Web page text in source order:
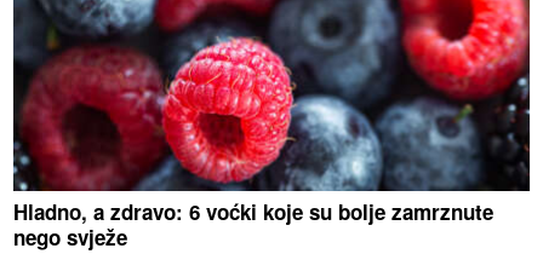
Hladno, a zdravo: 6 voćki koje su bolje zamrznute
nego svježe